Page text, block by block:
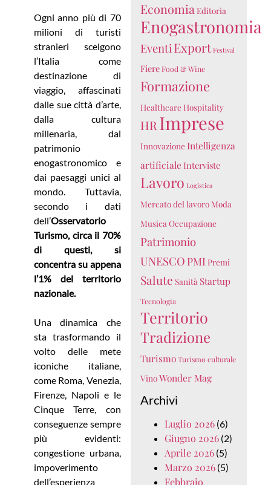
Ogni anno più di 70
milioni di turisti
stranieri scelgono
l’Italia come
destinazione di
viaggio, affascinati
dalle sue città d’arte,
dalla cultura
millenaria, dal
patrimonio
enogastronomico e
dai paesaggi unici al
mondo. Tuttavia,
secondo i dati
dell’Osservatorio
Turismo, circa il 70%
di questi, si
concentra su appena
l’1% del territorio
nazionale.
Una dinamica che
sta trasformando il
volto delle mete
iconiche italiane,
come Roma, Venezia,
Firenze, Napoli e le
Cinque Terre, con
conseguenze sempre
più evidenti:
congestione urbana,
impoverimento
dell’esperienza
Economia Editoria
Enogastronomia
EventiExport Festival
Fiere Food & Wine
Formazione
HealthcareHospitality
HR Imprese
Innovazione Intelligenza
artificiale Interviste
Lavoro Logistica
Mercato del lavoroModa
Musica Occupazione
Patrimonio
UNESCO PMI Premi
Salute Sanità Startup
Tecnologia
Territorio
Tradizione
Turismo Turismo culturale
VinoWonder Mag
Archivi
Luglio 2026(6)
Giugno 2026(2)
Aprile 2026(5)
Marzo 2026(5)
Febbraio